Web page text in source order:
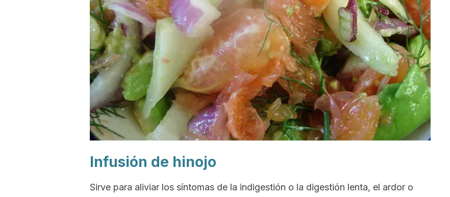
Infusión de hinojo
Sirve para aliviar los síntomas de la indigestión o la digestión lenta, el ardor o